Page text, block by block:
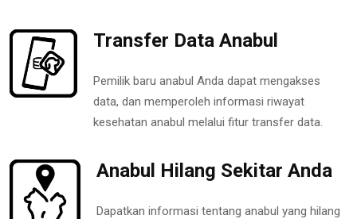
Transfer Data Anabul
Pemilik baru anabul Anda dapat mengakses
data, dan memperoleh informasi riwayat
kesehatan anabul melalui fitur transfer data.
Anabul Hilang Sekitar Anda
Dapatkan informasi tentang anabul yang hilang